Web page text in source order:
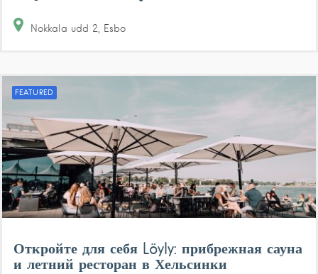
Nokkala udd 2 Esbo
FEATURED
Откройте для себя Löyly: прибрежная сауна
и летний ресторан в Хельсинки